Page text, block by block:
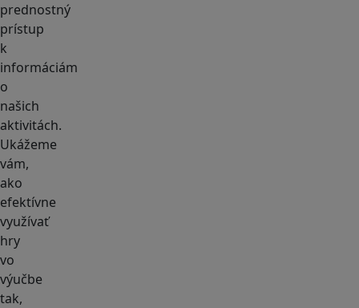
prednostný
prístup
k
informáciám
o
našich
aktivitách.
Ukážeme
vám,
ako
efektívne
využívať
hry
vo
výučbe
tak,